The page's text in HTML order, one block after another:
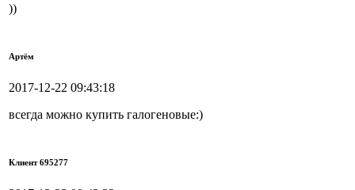
))
Артём
2017-12-22 09:43:18
всегда можно купить галогеновые:)
Клиент 695277